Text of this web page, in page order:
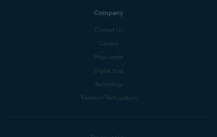
Company
Contact Us
Careers
Press center
Digital trust
Technology
Research Participation